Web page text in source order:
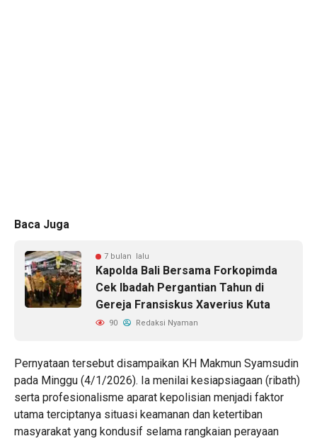
Baca Juga
7 bulan lalu
Kapolda Bali Bersama Forkopimda
Cek Ibadah Pergantian Tahun di
Gereja Fransiskus Xaverius Kuta
90 Redaksi Nyaman
Pernyataan tersebut disampaikan KH Makmun Syamsudin
pada Minggu (4/1/2026). Ia menilai kesiapsiagaan (ribath)
serta profesionalisme aparat kepolisian menjadi faktor
utama terciptanya situasi keamanan dan ketertiban
masyarakat yang kondusif selama rangkaian perayaan